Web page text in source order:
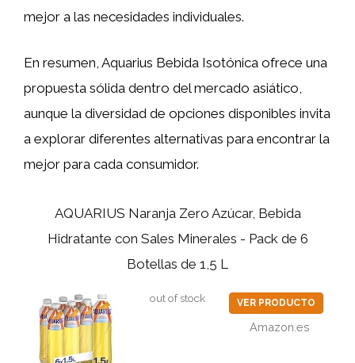
mejor a las necesidades individuales.
En resumen, Aquarius Bebida Isotónica ofrece una
propuesta sólida dentro del mercado asiático,
aunque la diversidad de opciones disponibles invita
a explorar diferentes alternativas para encontrar la
mejor para cada consumidor.
AQUARIUS Naranja Zero Azúcar, Bebida
Hidratante con Sales Minerales - Pack de 6
Botellas de 1,5 L
out of stock VER PRODUCTO
Amazon.es